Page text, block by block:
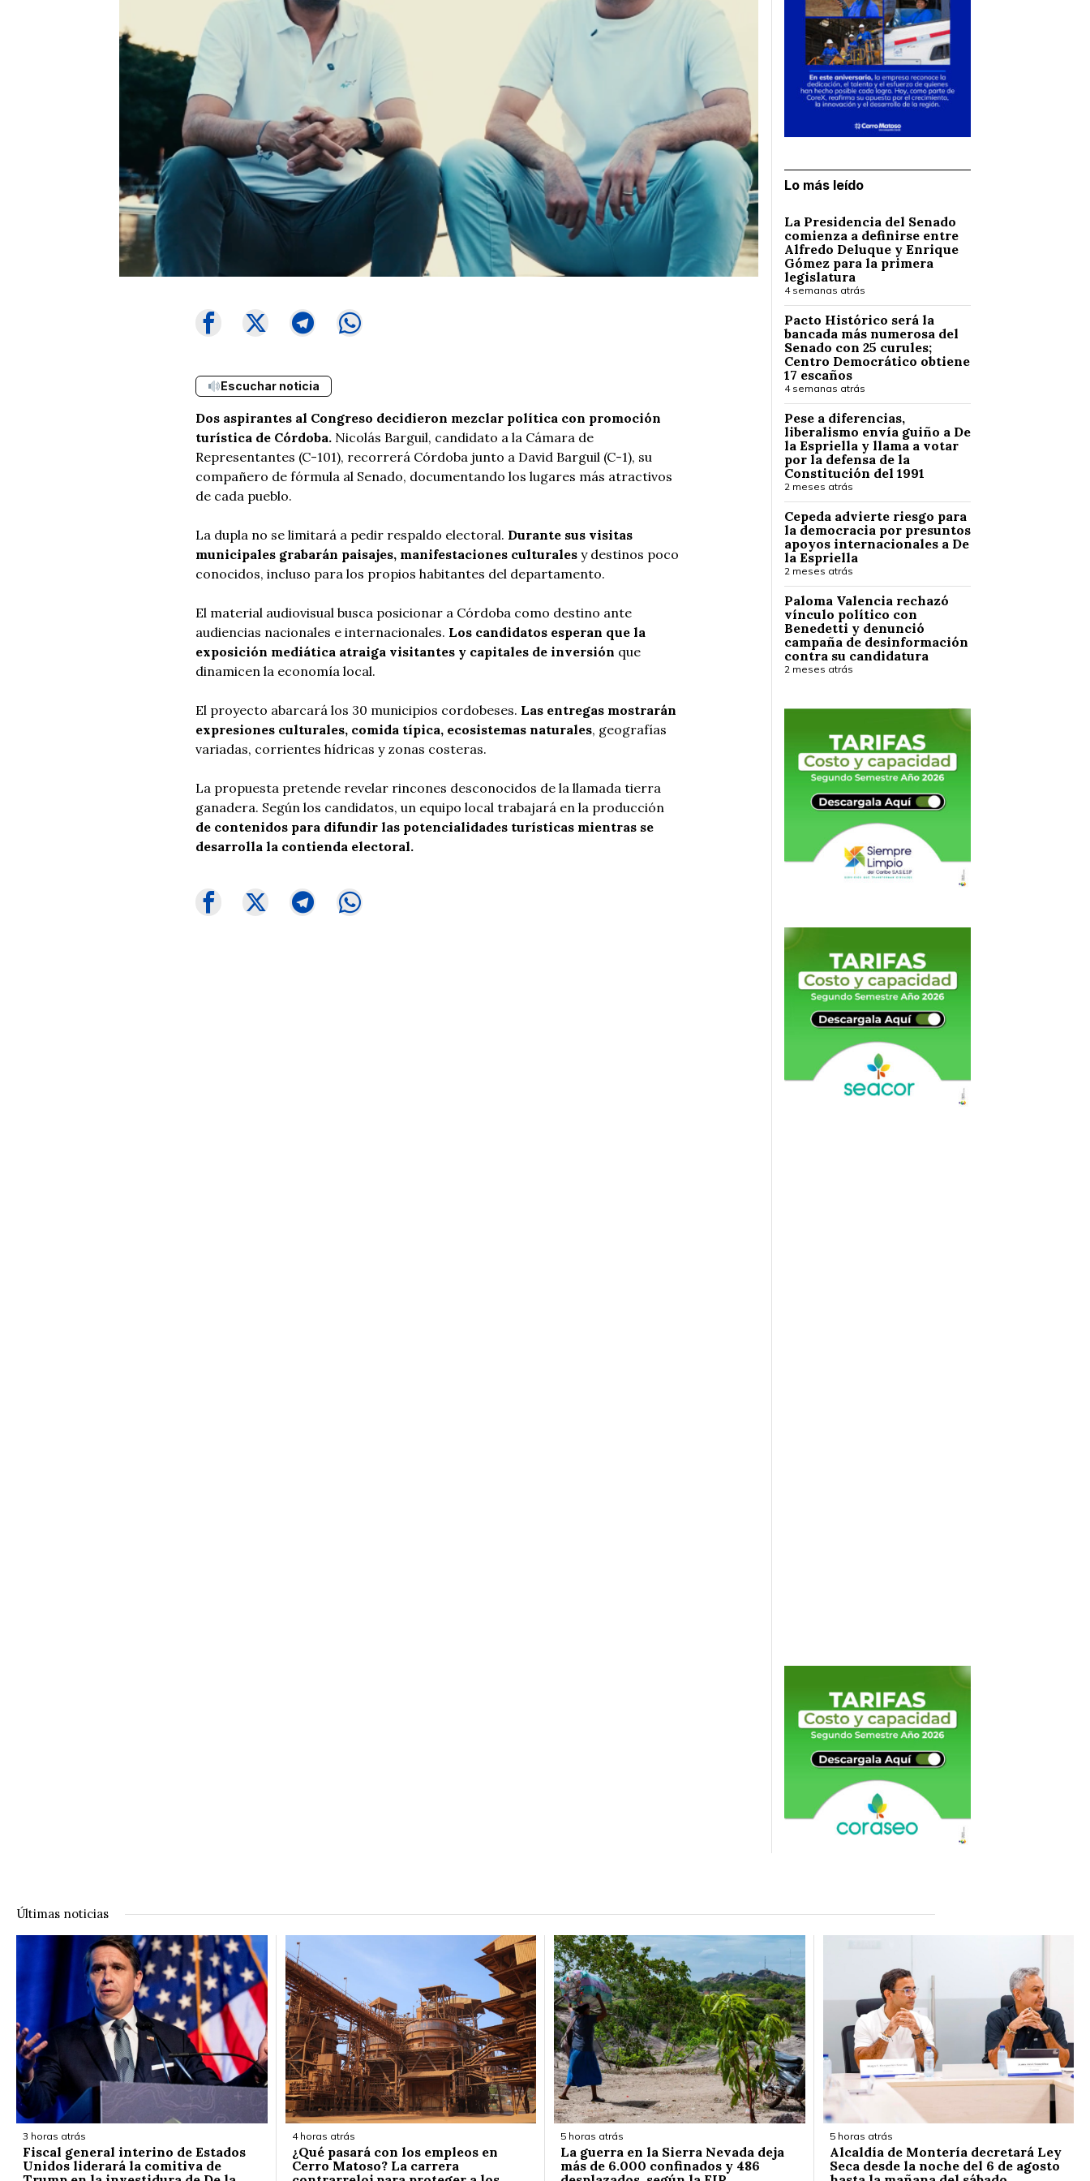
Escuchar noticia
Dos aspirantes al Congreso decidieron mezclar política con promoción
turística de Córdoba. Nicolás Barguil, candidato a la Cámara de
Representantes (C-101), recorrerá Córdoba junto a David Barguil (C-1), su
compañero de fórmula al Senado, documentando los lugares más atractivos
de cada pueblo.
La dupla no se limitará a pedir respaldo electoral. Durante sus visitas
municipales grabarán paisajes, manifestaciones culturales y destinos poco
conocidos, incluso para los propios habitantes del departamento.
El material audiovisual busca posicionar a Córdoba como destino ante
audiencias nacionales e internacionales. Los candidatos esperan que la
exposición mediática atraiga visitantes y capitales de inversión que
dinamicen la economía local.
El proyecto abarcará los 30 municipios cordobeses. Las entregas mostrarán
expresiones culturales, comida típica, ecosistemas naturales, geografías
variadas, corrientes hídricas y zonas costeras.
La propuesta pretende revelar rincones desconocidos de la llamada tierra
ganadera. Según los candidatos, un equipo local trabajará en la producción
de contenidos para difundir las potencialidades turísticas mientras se
desarrolla la contienda electoral.
Lo más leído
La Presidencia del Senado
comienza a definirse entre
Alfredo Deluque y Enrique
Gómez para la primera
legislatura
4 semanas atrás
Pacto Histórico será la
bancada más numerosa del
Senado con 25 curules;
Centro Democrático obtiene
17 escaños
4 semanas atrás
Pese a diferencias,
liberalismo envía guiño a De
la Espriella y llama a votar
por la defensa de la
Constitución del 1991
2 meses atrás
Cepeda advierte riesgo para
la democracia por presuntos
apoyos internacionales a De
la Espriella
2 meses atrás
Paloma Valencia rechazó
vínculo político con
Benedetti y denunció
campaña de desinformación
contra su candidatura
2 meses atrás
Últimas noticias
3 horas atrás
Fiscal general interino de Estados
Unidos liderará la comitiva de
4 horas atrás
¿Qué pasará con los empleos en
Cerro Matoso? La carrera
5 horas atrás
La guerra en la Sierra Nevada deja
más de 6.000 confinados y 486
5 horas atrás
Alcaldía de Montería decretará Ley
Seca desde la noche del 6 de agosto